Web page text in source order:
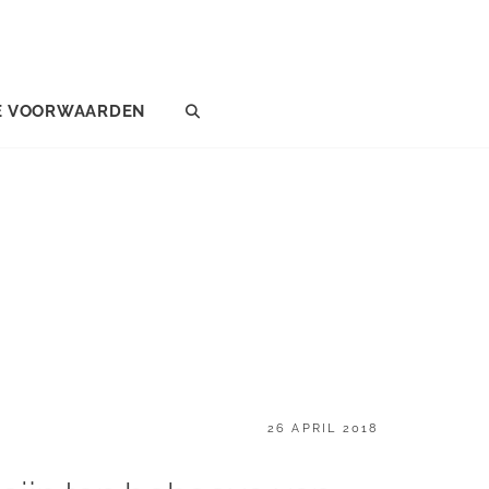
VOORWAARDEN
GEPLAATST
26 APRIL 2018